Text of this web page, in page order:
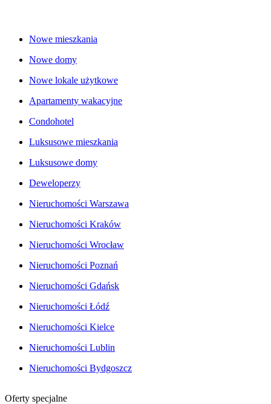
Nowe mieszkania
Nowe domy
Nowe lokale użytkowe
Apartamenty wakacyjne
Condohotel
Luksusowe mieszkania
Luksusowe domy
Deweloperzy
Nieruchomości Warszawa
Nieruchomości Kraków
Nieruchomości Wrocław
Nieruchomości Poznań
Nieruchomości Gdańsk
Nieruchomości Łódź
Nieruchomości Kielce
Nieruchomości Lublin
Nieruchomości Bydgoszcz
Oferty specjalne